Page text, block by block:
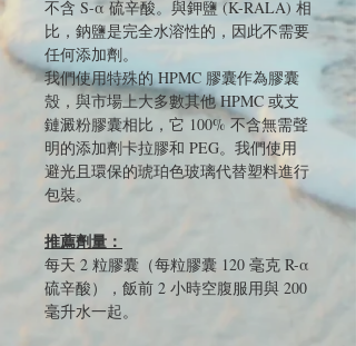
不含 S-α 硫辛酸。與鉀鹽 (K-RALA) 相
比，鈉鹽是完全水溶性的，因此不需要
任何添加劑。
我們使用特殊的 HPMC 膠囊作為膠囊
殼，與市場上大多數其他 HPMC 或支
鏈澱粉膠囊相比，它 100% 不含無需聲
明的添加劑卡拉膠和 PEG。我們使用
避光且環保的琥珀色玻璃代替塑料進行
包裝。
推薦劑量：
每天 2 粒膠囊（每粒膠囊 120 毫克 R-α
硫辛酸），飯前 2 小時空腹服用與 200
毫升水一起。